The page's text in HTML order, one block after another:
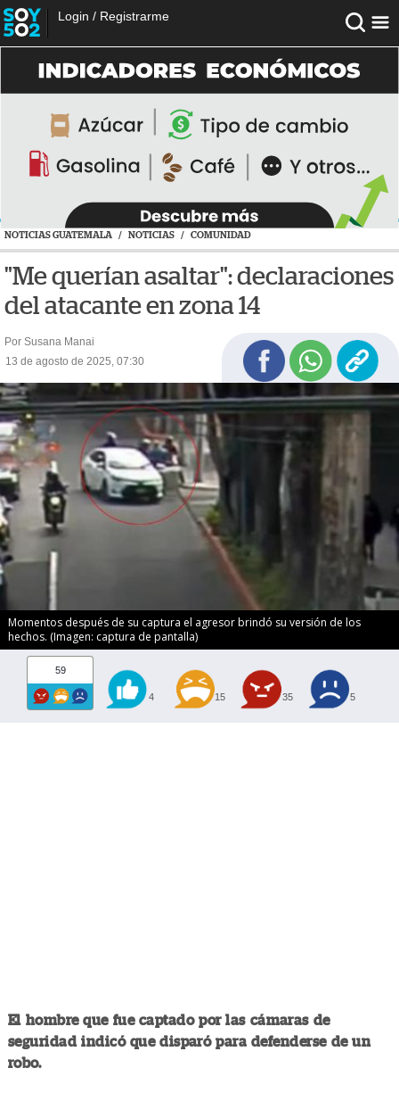
Login / Registrarme
NOTICIAS GUATEMALA / NOTICIAS / COMUNIDAD
"Me querían asaltar": declaraciones
del atacante en zona 14
Por Susana Manai
13 de agosto de 2025, 07:30
Momentos después de su captura el agresor brindó su versión de los
hechos. (Imagen: captura de pantalla)
59
4 15 35 5
El hombre que fue captado por las cámaras de
seguridad indicó que disparó para defenderse de un
robo.